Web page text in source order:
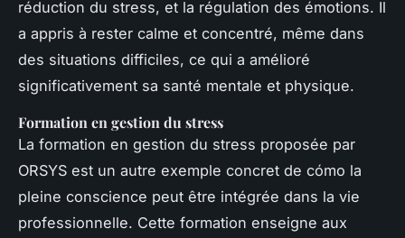
réduction du stress, et la régulation des émotions. Il
a appris à rester calme et concentré, même dans
des situations difficiles, ce qui a amélioré
significativement sa santé mentale et physique.
Formation en gestion du stress
La formation en gestion du stress proposée par
ORSYS est un autre exemple concret de cómo la
pleine conscience peut être intégrée dans la vie
professionnelle. Cette formation enseigne aux